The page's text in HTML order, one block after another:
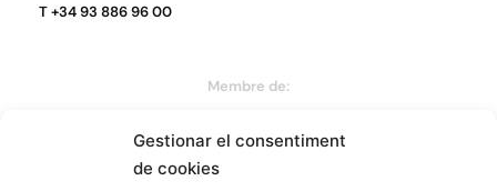
Gestionar el consentiment
de cookies
T +34 93 886 96 00
Membre de: